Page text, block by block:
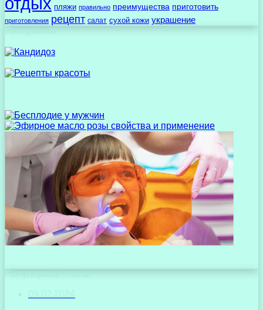
пляжи правильно преимущества приготовить
приготовления рецепт салат сухой кожи украшение